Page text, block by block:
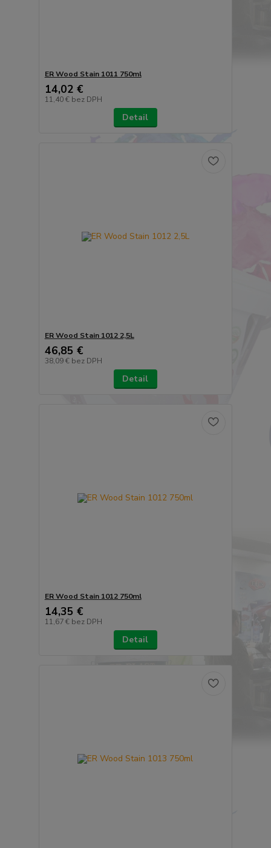
ER Wood Stain 1011 750ml
14,02 €
11,40 € bez DPH
Detail
ER Wood Stain 1012 2,5L
46,85 €
38,09 € bez DPH
Detail
ER Wood Stain 1012 750ml
14,35 €
11,67 € bez DPH
Detail